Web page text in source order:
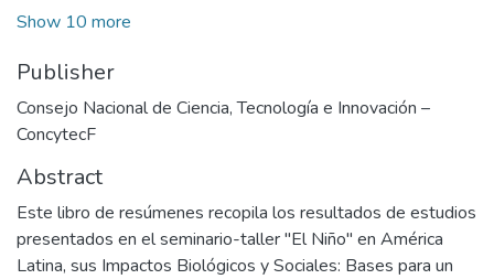
Show 10 more
Publisher
Consejo Nacional de Ciencia, Tecnología e Innovación –
ConcytecF
Abstract
Este libro de resúmenes recopila los resultados de estudios
presentados en el seminario-taller "El Niño" en América
Latina, sus Impactos Biológicos y Sociales: Bases para un